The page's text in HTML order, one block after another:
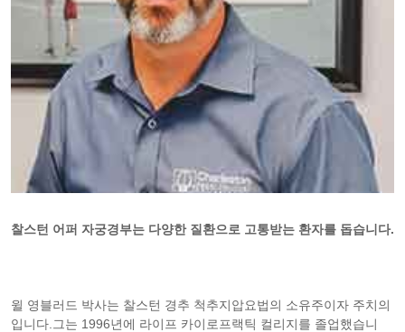
찰스턴 어퍼 자궁경부는 다양한 질환으로 고통받는 환자를 돕습니다.
윌 영블러드 박사는 찰스턴 경추 척추지압요법의 소유주이자 주치의
입니다.그는 1996년에 라이프 카이로프랙틱 컬리지를 졸업했습니